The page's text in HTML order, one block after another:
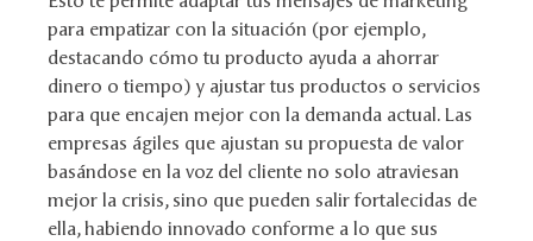
para empatizar con la situación (por ejemplo,
destacando cómo tu producto ayuda a ahorrar
dinero o tiempo) y ajustar tus productos o servicios
para que encajen mejor con la demanda actual. Las
empresas ágiles que ajustan su propuesta de valor
basándose en la voz del cliente no solo atraviesan
mejor la crisis, sino que pueden salir fortalecidas de
ella, habiendo innovado conforme a lo que sus